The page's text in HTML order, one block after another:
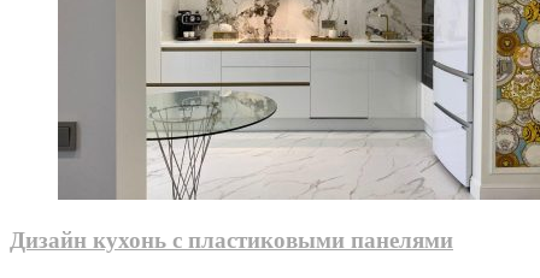
Дизайн кухонь с пластиковыми панелями